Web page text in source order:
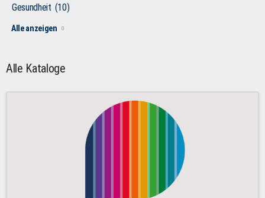
Gesundheit (10)
Alle anzeigen
Alle Kataloge